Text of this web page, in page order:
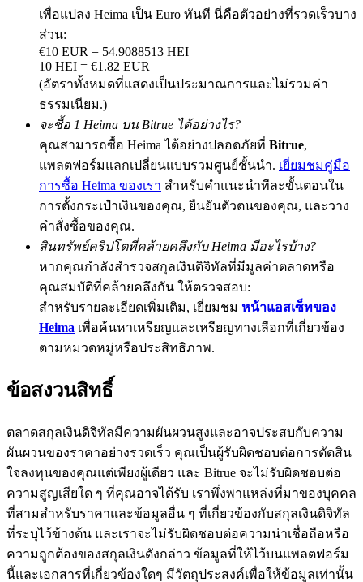
Precious Metals Trading Carnival
Trade Gold & Silver · 33,333 USDT Bonus
USDT New User Exclusive 10% APR
USDT Flexible Staking | Daily Rewards
New Listing Futures Fest
Trade New Futures, Win 200,000 USDT
77,777+3k Rewards
กิจกรรมเพิ่มเติม
เพื่อแปลง Heima เป็น Euro ทันที นี่คือตัวอย่างที่รวดเร็วบาง
ส่วน:
€10 EUR = 54.9088513 HEI
10 HEI = €1.82 EUR
(อัตราทั้งหมดที่แสดงเป็นประมาณการและไม่รวมค่า
ธรรมเนียม.)
จะซื้อ 1 Heima บน Bitrue ได้อย่างไร?
คุณสามารถซื้อ Heima ได้อย่างปลอดภัยที่ Bitrue,
แพลตฟอร์มแลกเปลี่ยนแบบรวมศูนย์ชั้นนำ. เยี่ยมชมคู่มือ
การซื้อ Heima ของเรา สำหรับคำแนะนำทีละขั้นตอนใน
การตั้งกระเป๋าเงินของคุณ, ยืนยันตัวตนของคุณ, และวาง
คำสั่งซื้อของคุณ.
สินทรัพย์คริปโตที่คล้ายคลึงกับ Heima มีอะไรบ้าง?
หากคุณกำลังสำรวจสกุลเงินดิจิทัลที่มีมูลค่าตลาดหรือ
คุณสมบัติที่คล้ายคลึงกัน ให้ตรวจสอบ:
สำหรับรายละเอียดเพิ่มเติม, เยี่ยมชม หน้าแอสเซ็ทของ
Heima เพื่อค้นหาเหรียญและเหรียญทางเลือกที่เกี่ยวข้อง
ตามหมวดหมู่หรือประสิทธิภาพ.
ข้อสงวนสิทธิ์
ตลาดสกุลเงินดิจิทัลมีความผันผวนสูงและอาจประสบกับความ
ผันผวนของราคาอย่างรวดเร็ว คุณเป็นผู้รับผิดชอบต่อการตัดสิน
ใจลงทุนของคุณแต่เพียงผู้เดียว และ Bitrue จะไม่รับผิดชอบต่อ
ความสูญเสียใด ๆ ที่คุณอาจได้รับ เราพึ่งพาแหล่งที่มาของบุคคล
ที่สามสำหรับราคาและข้อมูลอื่น ๆ ที่เกี่ยวข้องกับสกุลเงินดิจิทัล
ที่ระบุไว้ข้างต้น และเราจะไม่รับผิดชอบต่อความน่าเชื่อถือหรือ
ความถูกต้องของสกุลเงินดังกล่าว ข้อมูลที่ให้ไว้บนแพลตฟอร์ม
นี้และเอกสารที่เกี่ยวข้องใดๆ มีวัตถุประสงค์เพื่อให้ข้อมูลเท่านั้น